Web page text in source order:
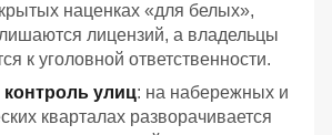
наценках «для белых»,
лицензий, а владельцы
к уголовной ответственности.
улиц: на набережных и
кварталах разворачивается